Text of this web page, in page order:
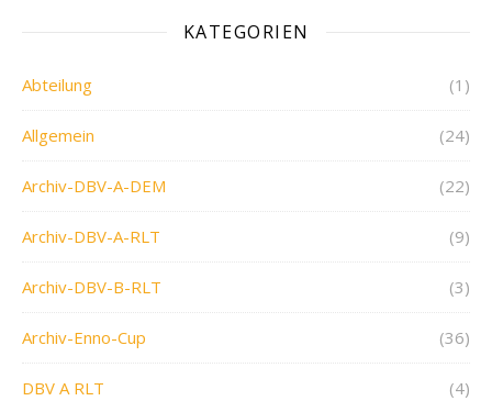
KATEGORIEN
Abteilung (1)
Allgemein (24)
Archiv-DBV-A-DEM (22)
Archiv-DBV-A-RLT (9)
Archiv-DBV-B-RLT (3)
Archiv-Enno-Cup (36)
DBV A RLT (4)